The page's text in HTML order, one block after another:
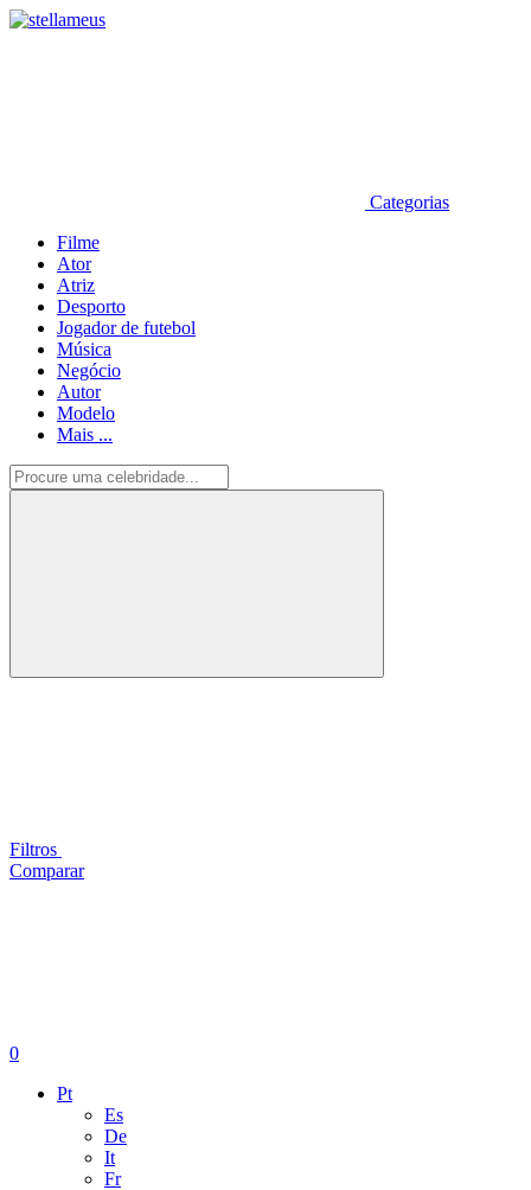
Categorias
Filme
Ator
Atriz
Desporto
Jogador de futebol
Música
Negócio
Autor
Modelo
Mais ...
Filtros
Comparar
0
Pt
Es
De
It
Fr